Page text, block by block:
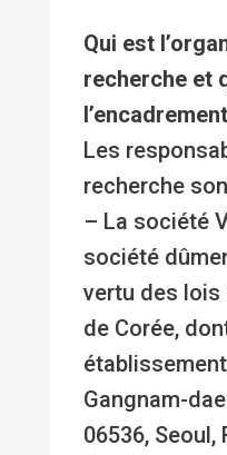
Qui est
recherche et
Les
recherche
– La société
société
vertu des lois
de Corée,
Gangnam-
06536, Seoul,